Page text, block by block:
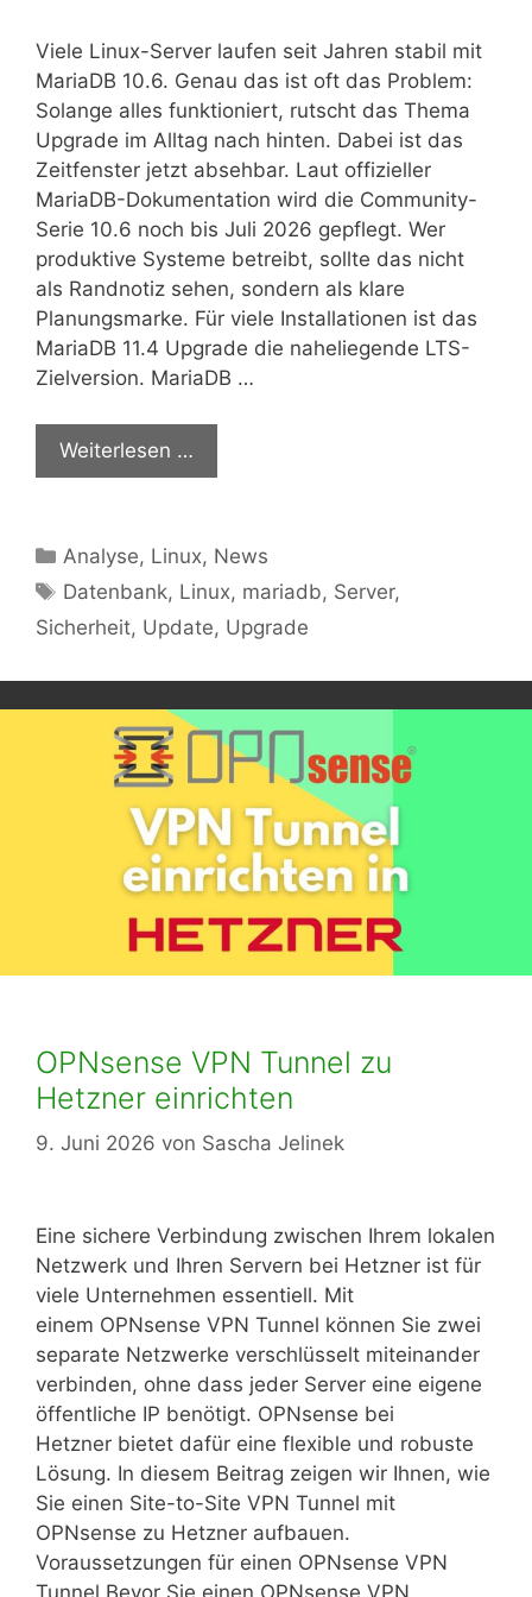
Viele Linux-Server laufen seit Jahren stabil mit
MariaDB 10.6. Genau das ist oft das Problem:
Solange alles funktioniert, rutscht das Thema
Upgrade im Alltag nach hinten. Dabei ist das
Zeitfenster jetzt absehbar. Laut offizieller
MariaDB-Dokumentation wird die Community-
Serie 10.6 noch bis Juli 2026 gepflegt. Wer
produktive Systeme betreibt, sollte das nicht
als Randnotiz sehen, sondern als klare
Planungsmarke. Für viele Installationen ist das
MariaDB 11.4 Upgrade die naheliegende LTS-
Zielversion. MariaDB …
Weiterlesen …
Kategorien
Analyse, Linux, News
Schlagwörter
Datenbank, Linux, mariadb, Server,
Sicherheit, Update, Upgrade
OPNsense VPN Tunnel zu
Hetzner einrichten
9. Juni 2026 von Sascha Jelinek
Eine sichere Verbindung zwischen Ihrem lokalen
Netzwerk und Ihren Servern bei Hetzner ist für
viele Unternehmen essentiell. Mit
einem OPNsense VPN Tunnel können Sie zwei
separate Netzwerke verschlüsselt miteinander
verbinden, ohne dass jeder Server eine eigene
öffentliche IP benötigt. OPNsense bei
Hetzner bietet dafür eine flexible und robuste
Lösung. In diesem Beitrag zeigen wir Ihnen, wie
Sie einen Site-to-Site VPN Tunnel mit
OPNsense zu Hetzner aufbauen.
Voraussetzungen für einen OPNsense VPN